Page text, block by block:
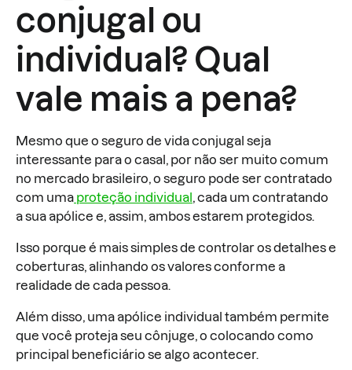
conjugal ou
individual? Qual
vale mais a pena?
Mesmo que o seguro de vida conjugal seja
interessante para o casal, por não ser muito comum
no mercado brasileiro, o seguro pode ser contratado
com uma proteção individual, cada um contratando
a sua apólice e, assim, ambos estarem protegidos.
Isso porque é mais simples de controlar os detalhes e
coberturas, alinhando os valores conforme a
realidade de cada pessoa.
Além disso, uma apólice individual também permite
que você proteja seu cônjuge, o colocando como
principal beneficiário se algo acontecer.